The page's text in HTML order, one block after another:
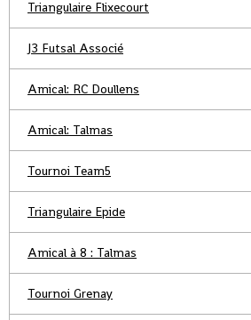
Triangulaire Flixecourt
J3 Futsal Associé
Amical: RC Doullens
Amical: Talmas
Tournoi Team5
Triangulaire Epide
Amical à 8 : Talmas
Tournoi Grenay